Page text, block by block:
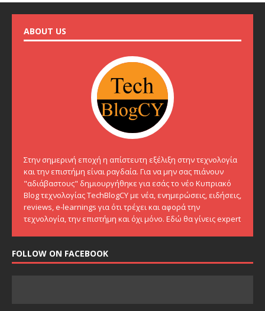
ABOUT US
Στην σημερινή εποχή η απίστευτη εξέλιξη στην τεχνολογία
και την επιστήμη είναι ραγδαία. Για να μην σας πιάνουν
"αδιάβαστους" δημιουργήθηκε για εσάς το νέο Κυπριακό
Blog τεχνολογίας TechBlogCY με νέα, ενημερώσεις, ειδήσεις,
reviews, e-learnings για ότι τρέχει και αφορά την
τεχνολογία, την επιστήμη και όχι μόνο. Εδώ θα γίνεις expert
FOLLOW ON FACEBOOK